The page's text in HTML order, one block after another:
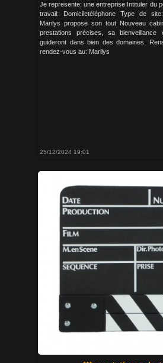
Je represente: une entreprise Intituler du
travail: Domiciletéléphone Type de
Marilys propose son tout Nouveau
prestations précises, sa
guideront dans bien des domaines.
rendez-vous au: Marilys
25/12/2024 19:01